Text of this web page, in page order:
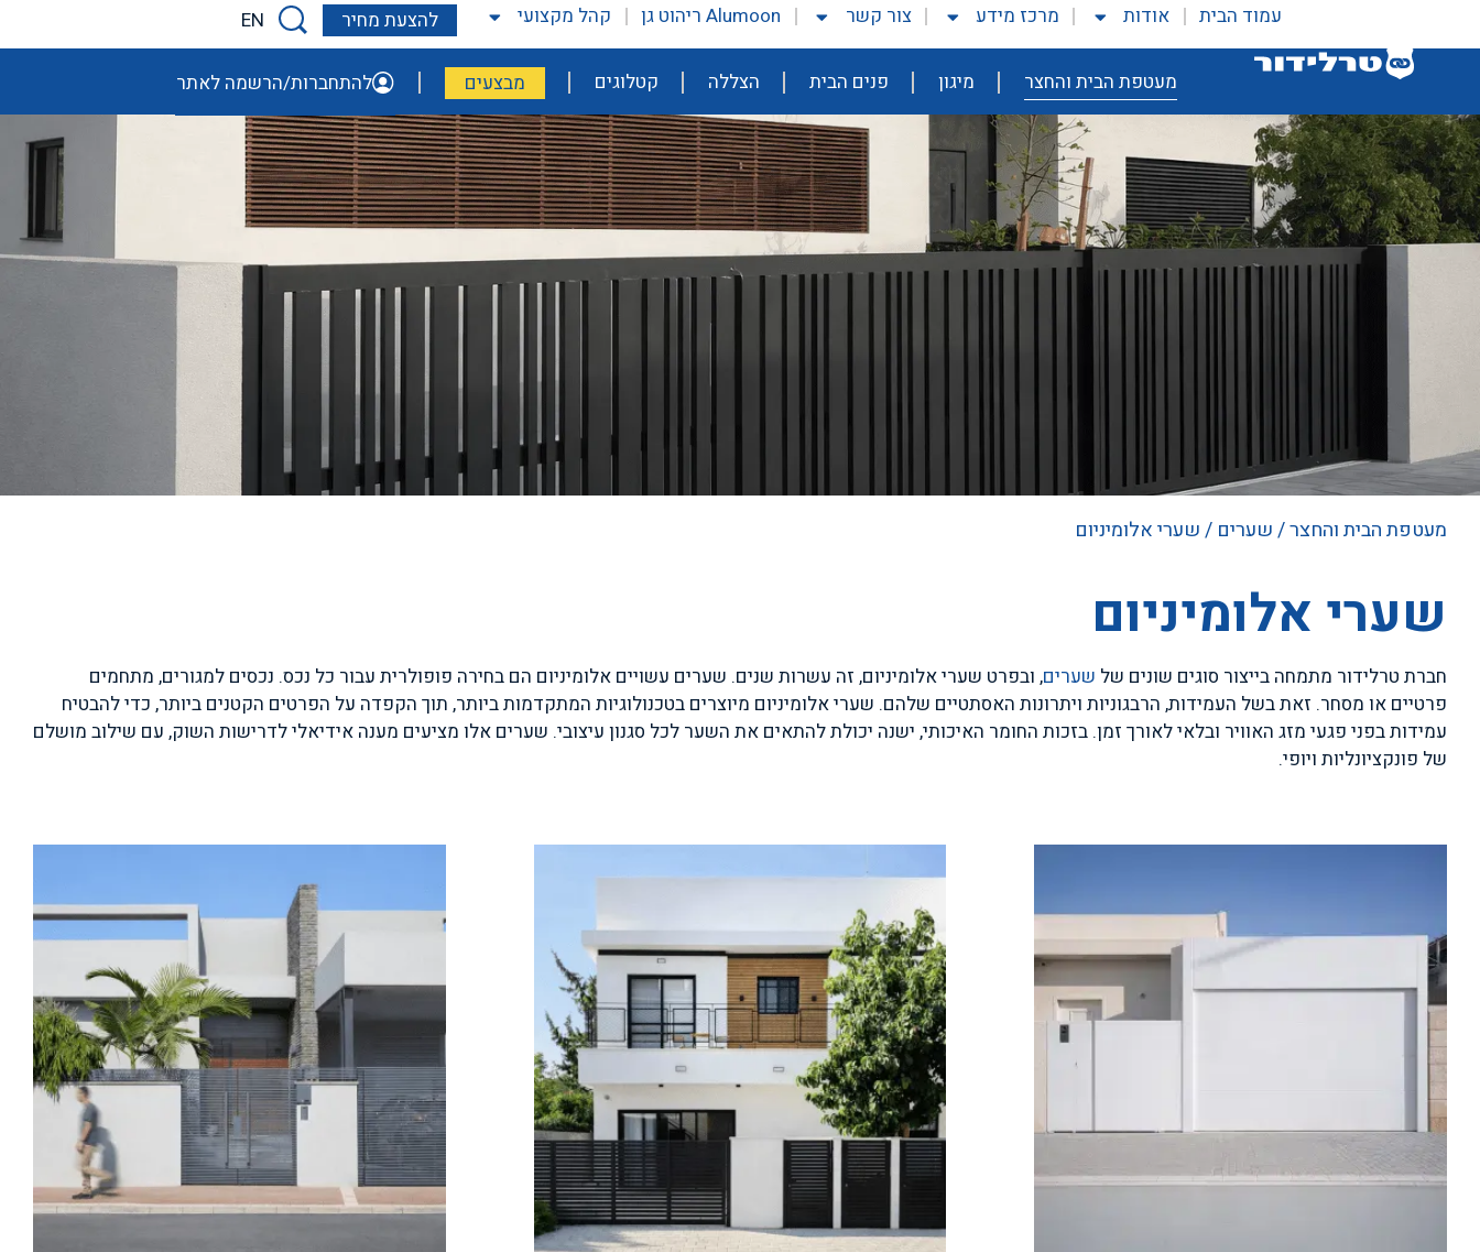
עמוד הבית אודות מרכז מידע צור קשר Alumoon ריהוט גן קהל מקצועי להצעת מחיר EN
מעטפת הבית והחצר מיגון פנים הבית הצללה קטלוגים מבצעים להתחברות/הרשמה לאתר
מעטפת הבית והחצר/שערים / שערי אלומיניום
שערי אלומיניום
חברת טרלידור מתמחה בייצור סוגים שונים של שערים, ובפרט שערי אלומיניום, זה עשרות שנים. שערים עשויים אלומיניום הם בחירה פופולרית עבור כל נכס. נכסים למגורים, מתחמים
פרטיים או מסחר. זאת בשל העמידות, הרבגוניות ויתרונות האסתטיים שלהם. שערי אלומיניום מיוצרים בטכנולוגיות המתקדמות ביותר, תוך הקפדה על הפרטים הקטנים ביותר, כדי להבטיח
עמידות בפני פגעי מזג האוויר ובלאי לאורך זמן. בזכות החומר האיכותי, ישנה יכולת להתאים את השער לכל סגנון עיצובי. שערים אלו מציעים מענה אידיאלי לדרישות השוק, עם שילוב מושלם
של פונקציונליות ויופי.